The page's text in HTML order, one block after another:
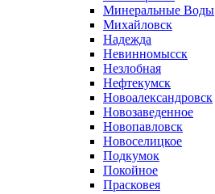
Минеральные Воды
Михайловск
Надежда
Невинномысск
Незлобная
Нефтекумск
Новоалександровск
Новозаведенное
Новопавловск
Новоселицкое
Подкумок
Покойное
Прасковея